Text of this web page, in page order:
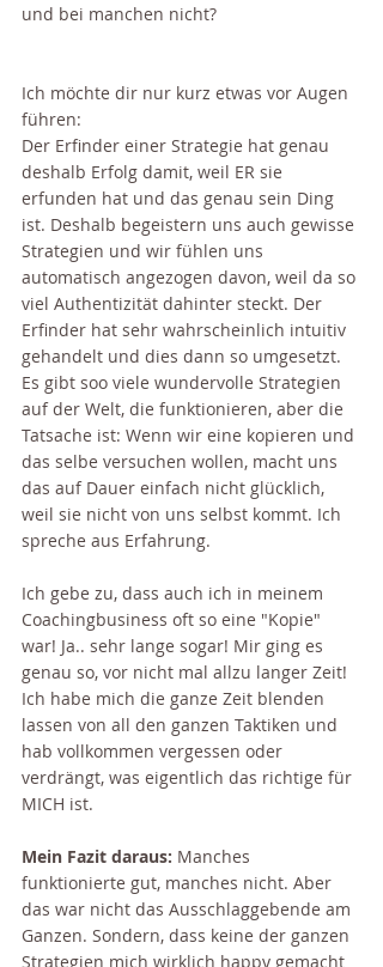
und bei manchen nicht?
Ich möchte dir nur kurz etwas vor Augen
führen:
Der Erfinder einer Strategie hat genau
deshalb Erfolg damit, weil ER sie
erfunden hat und das genau sein Ding
ist. Deshalb begeistern uns auch gewisse
Strategien und wir fühlen uns
automatisch angezogen davon, weil da so
viel Authentizität dahinter steckt. Der
Erfinder hat sehr wahrscheinlich intuitiv
gehandelt und dies dann so umgesetzt.
Es gibt soo viele wundervolle Strategien
auf der Welt, die funktionieren, aber die
Tatsache ist: Wenn wir eine kopieren und
das selbe versuchen wollen, macht uns
das auf Dauer einfach nicht glücklich,
weil sie nicht von uns selbst kommt. Ich
spreche aus Erfahrung.
Ich gebe zu, dass auch ich in meinem
Coachingbusiness oft so eine "Kopie"
war! Ja.. sehr lange sogar! Mir ging es
genau so, vor nicht mal allzu langer Zeit!
Ich habe mich die ganze Zeit blenden
lassen von all den ganzen Taktiken und
hab vollkommen vergessen oder
verdrängt, was eigentlich das richtige für
MICH ist.
Mein Fazit daraus: Manches
funktionierte gut, manches nicht. Aber
das war nicht das Ausschlaggebende am
Ganzen. Sondern, dass keine der ganzen
Strategien mich wirklich happy gemacht